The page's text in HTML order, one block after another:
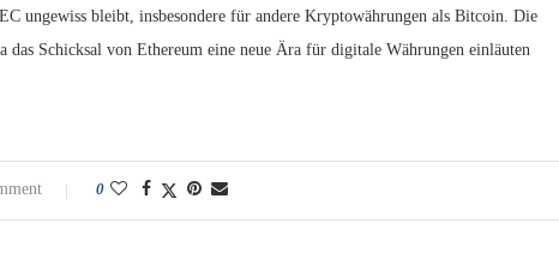
ungewiss bleibt, insbesondere für andere Kryptowährungen als Bitcoin. Die
das Schicksal von Ethereum eine neue Ära für digitale Währungen einläuten
0